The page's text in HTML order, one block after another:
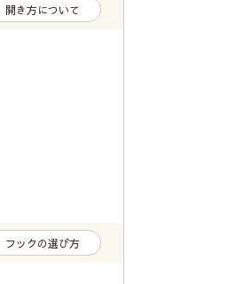
開き方について
フックの選び方